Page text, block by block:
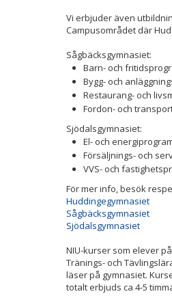
Vi erbjuder även
Campusområdet där
Sågbäcksgymnasiet:
Barn- och
Bygg- och
Restaurang- och
Fordon- och
Sjödalsgymnasiet:
El- och
Försäljnings- och
VVS- och
För mer info, besök
Huddingegymnasiet
Sågbäcksgymnasiet
Sjödalsgymnasiet
NIU-kurser som elever
Tränings- och
läser på gymnasiet.
totalt erbjuds ca 4-5